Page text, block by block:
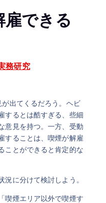
雇できる
務研究
出てくるだろう。ヘビ
するとは酷すぎる、些細
意見を持つ。一方、受動
することは、喫煙が解雇
ことができると肯定的な
に分けて検討しよう。
喫煙エリア以外で喫煙す